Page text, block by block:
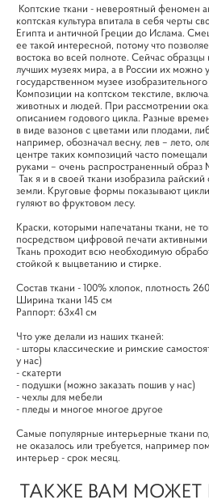
Коптские ткани - невероятный феномен
коптская культура впитала в себя черты
Египта и античной Греции до Ислама.
ее такой интересной, потому что
востока во всей полноте. Сейчас образцы
лучших музеях мира, а в России их можно
государственном музее
Композиции на коптском текстиле,
животных и людей. При рассмотрении
описанием годового цикла. Разные
в виде вазонов с цветами или плодами,
например, обозначал весну, лев – лето,
центре таких композиций часто
руками – очень распространенный образ
Так я и в своей ткани изобразила
земли. Круговые формы показывают
гуляют во фруктовом лесу.
Краски, которыми напечатаны ткани, не
посредством цифровой печати
Ткань проходит всю необходимую
стойкой к выцветанию и стирке.
Cостав ткани - 100% хлопок, плотность
Ширина ткани 145 см
Раппорт: 63х41 см
Что уже делали из наших тканей:
- шторы классические и римские
у нас)
- скатерти
- подушки (можно заказать пошив у нас)
- чехлы для мебели
- пледы и многое многое другое
Самые популярные интерьерные ткани
не оказалось или требуется, например
интерьер - срок месяц.
ТАКЖЕ ВАМ МОЖЕТ